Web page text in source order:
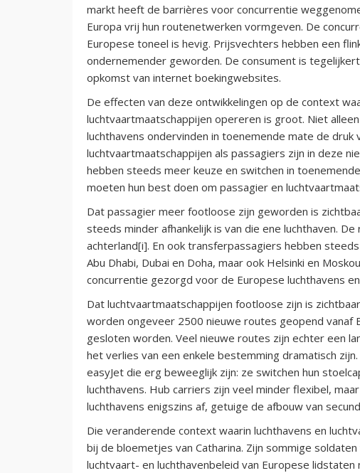
markt heeft de barrières voor concurrentie
Europa vrij hun routenetwerken vormgeven. De
Europese toneel is hevig. Prijsvechters hebben een
ondernemender geworden. De consument is
opkomst van internet boekingwebsites.
De effecten van deze ontwikkelingen op de context
luchtvaartmaatschappijen opereren is groot. Niet
luchthavens ondervinden in toenemende mate de druk
luchtvaartmaatschappijen als passagiers zijn in deze
hebben steeds meer keuze en switchen in
moeten hun best doen om passagier en
Dat passagier meer footloose zijn geworden is
steeds minder afhankelijk is van die ene luchthaven.
achterland[i]. En ook transferpassagiers hebben
Abu Dhabi, Dubai en Doha, maar ook Helsinki en
concurrentie gezorgd voor de Europese luchthavens
Dat luchtvaartmaatschappijen footloose zijn is
worden ongeveer 2500 nieuwe routes geopend
gesloten worden. Veel nieuwe routes zijn echter een
het verlies van een enkele bestemming dramatisch
easyJet die erg beweeglijk zijn: ze switchen hun
luchthavens. Hub carriers zijn veel minder flexibel,
luchthavens enigszins af, getuige de afbouw van
Die veranderende context waarin luchthavens en
bij de bloemetjes van Catharina. Zijn sommige
luchtvaart- en luchthavenbeleid van Europese lidstaten